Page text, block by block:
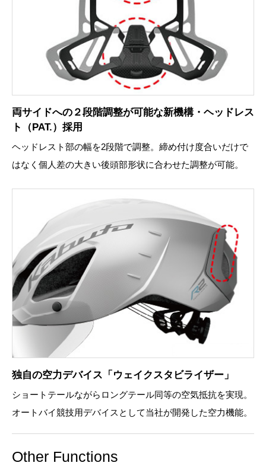
両サイドへの２段階調整が可能な新機構・ヘッドレス
ト（PAT.）採用
ヘッドレスト部の幅を2段階で調整。締め付け度合いだけで
はなく個人差の大きい後頭部形状に合わせた調整が可能。
独自の空力デバイス「ウェイクスタビライザー」
ショートテールながらロングテール同等の空気抵抗を実現。
オートバイ競技用デバイスとして当社が開発した空力機能。
Other Functions